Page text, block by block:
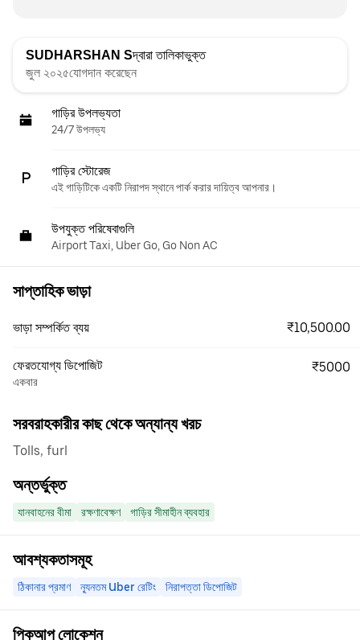
SUDHARSHAN Sদ্বারা তালিকাভুক্ত
জুল ২০২৫যোগদান করেছেন
গাড়ির উপলভ্যতা
24/7 উপলভ্য
গাড়ির স্টোরেজ
এই গাড়িটিকে একটি নিরাপদ স্থানে পার্ক করার দায়িত্ব আপনার।
উপযুক্ত পরিষেবাগুলি
Airport Taxi, Uber Go, Go Non AC
সাপ্তাহিক ভাড়া
ভাড়া সম্পর্কিত ব্যয় ₹10,500.00
ফেরতযোগ্য ডিপোজিট
একবার
₹5000
সরবরাহকারীর কাছ থেকে অন্যান্য খরচ
Tolls, furl
অন্তর্ভুক্ত
যানবাহনের বীমা রক্ষণাবেক্ষণ গাড়ির সীমাহীন ব্যবহার
আবশ্যকতাসমূহ
ঠিকানার প্রমাণ ন্যূনতম Uber রেটিং নিরাপত্তা ডিপোজিট
পিকআপ লোকেশন